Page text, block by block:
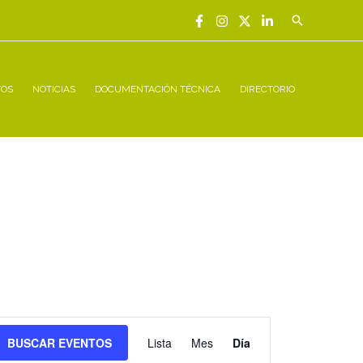
Buscar
NOTICIAS DOCUMENTACIÓN TÉCNICA DIRECTORIO
BUSCAR EVENTOS
de
Lista Mes Día